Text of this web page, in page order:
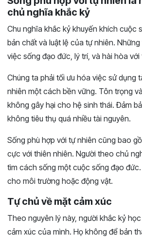
chủ nghĩa khắc kỷ
Chu nghĩa khắc kỷ khuyến khích cuộc
bản chất và luật lệ của tự nhiên.
việc sống đạo đức, lý trí, và hài hòa với
Chúng ta phải tối ưu hóa việc sử dụng
nhiên một cách bền vững. Tôn trọng
không gây hại cho hệ sinh thái. Đảm
không tiêu thụ quá nhiều tài nguyên.
Sống phù hợp với tự nhiên cũng bao
cực với thiên nhiên. Người theo chủ
tìm cách sống một cuộc sống đạo
cho môi trường hoặc động vật.
Tự chủ về mặt cảm xúc
Theo nguyên lý này, người khắc kỷ
cảm xúc của mình. Họ không để bản